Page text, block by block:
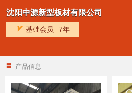
沈阳中源新型板材有限公司
基础会员 7年
产品信息